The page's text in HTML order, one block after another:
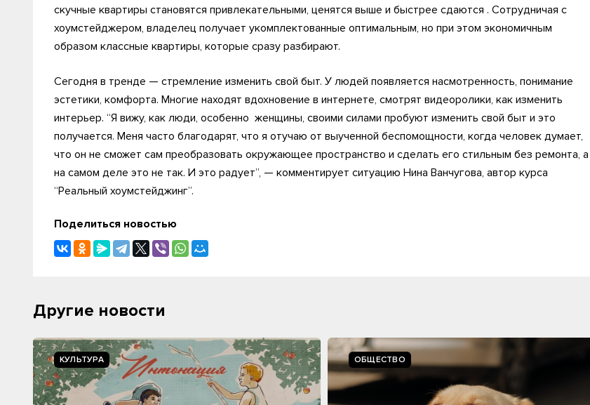
скучные квартиры становятся привлекательными, ценятся выше и быстрее сдаются . Сотрудничая с
хоумстейджером, владелец получает укомплектованные оптимальным, но при этом экономичным
образом классные квартиры, которые сразу разбирают.
Сегодня в тренде — стремление изменить свой быт. У людей появляется насмотренность, понимание
эстетики, комфорта. Многие находят вдохновение в интернете, смотрят видеоролики, как изменить
интерьер. “Я вижу, как люди, особенно женщины, своими силами пробуют изменить свой быт и это
получается. Меня часто благодарят, что я отучаю от выученной беспомощности, когда человек думает,
что он не сможет сам преобразовать окружающее пространство и сделать его стильным без ремонта, а
на самом деле это не так. И это радует”, — комментирует ситуацию Нина Ванчугова, автор курса
“Реальный хоумстейджинг”.
Поделиться новостью
Другие новости
КУЛЬТУРА ОБЩЕСТВО